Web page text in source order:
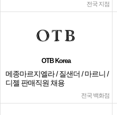
전국 지점
OTB Korea
메종마르지엘라 / 질샌더 / 마르니 /
디젤 판매직원 채용
전국 백화점